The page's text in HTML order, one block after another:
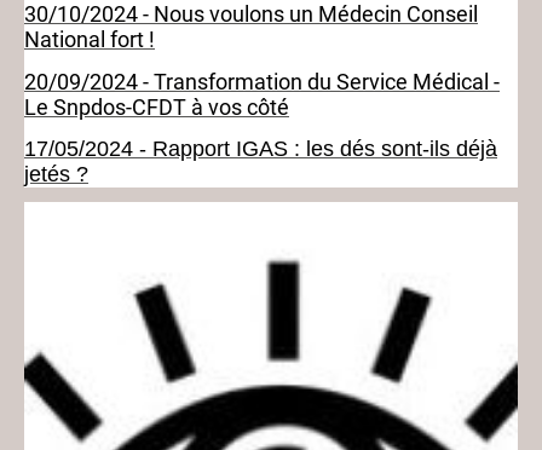
30/10/2024 - Nous voulons un Médecin Conseil
National fort !
20/09/2024 - Transformation du Service Médical -
Le Snpdos-CFDT à vos côté
17/05/2024 - Rapport IGAS : les dés sont-ils déjà
jetés ?